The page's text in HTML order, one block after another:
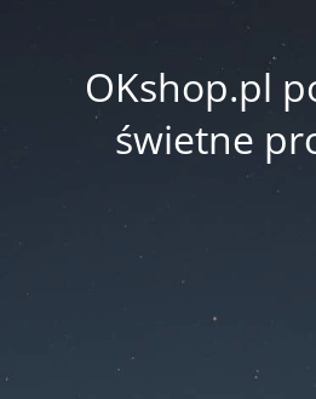
OKshop.pl
świetne